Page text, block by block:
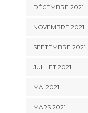
DÉCEMBRE 2021
NOVEMBRE 2021
SEPTEMBRE 2021
JUILLET 2021
MAI 2021
MARS 2021